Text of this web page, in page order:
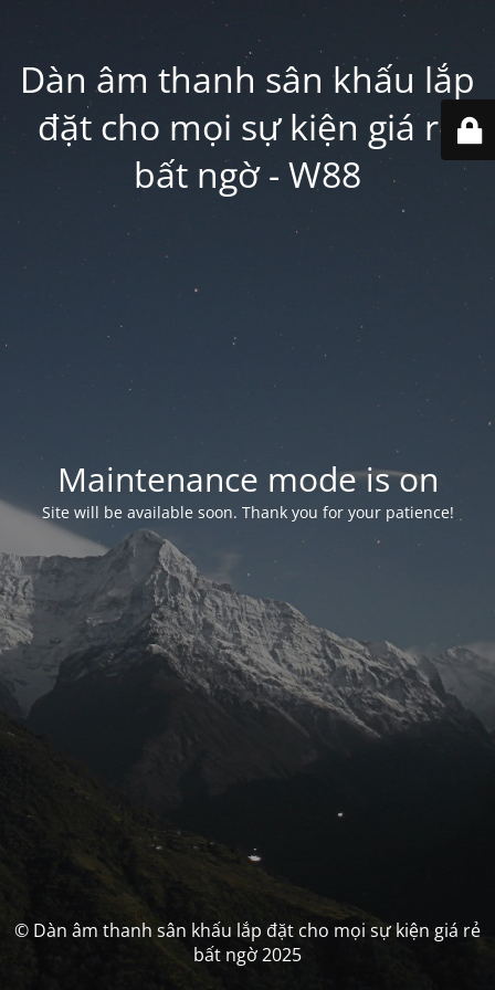
Dàn âm thanh sân khấu lắp
đặt cho mọi sự kiện giá rẻ
bất ngờ - W88
Maintenance mode is on
Site will be available soon. Thank you for your patience!
© Dàn âm thanh sân khấu lắp đặt cho mọi sự kiện giá rẻ
bất ngờ 2025